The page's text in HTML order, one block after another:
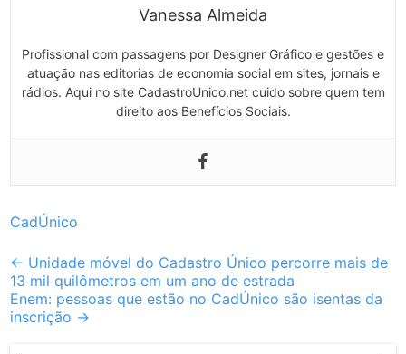
Vanessa Almeida
Profissional com passagens por Designer Gráfico e gestões e
atuação nas editorias de economia social em sites, jornais e
rádios. Aqui no site CadastroUnico.net cuido sobre quem tem
direito aos Benefícios Sociais.
CadÚnico
Post
navigation
← Unidade móvel do Cadastro Único percorre mais de
13 mil quilômetros em um ano de estrada
Enem: pessoas que estão no CadÚnico são isentas da
inscrição →